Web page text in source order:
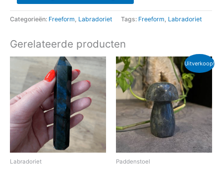
Categorieën: Freeform, Labradoriet Tags: Freeform, Labradoriet
Gerelateerde producten
Labradoriet
Uitverkoop!
Paddenstoel
Oorspronkelijke
prijs
was:
€ 16,95.
Huidige
prijs
is:
€ 14,50.